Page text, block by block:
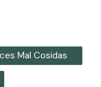
Mal Cosidas